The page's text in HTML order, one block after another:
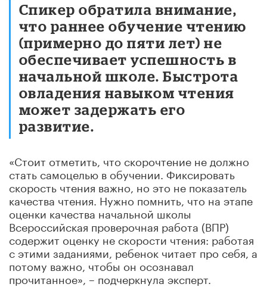
Спикер обратила внимание,
что раннее обучение чтению
(примерно до пяти лет) не
обеспечивает успешность в
начальной школе. Быстрота
овладения навыком чтения
может задержать его
развитие.
«Стоит отметить, что скорочтение не должно
стать самоцелью в обучении. Фиксировать
скорость чтения важно, но это не показатель
качества чтения. Нужно помнить, что на этапе
оценки качества начальной школы
Всероссийская проверочная работа (ВПР)
содержит оценку не скорости чтения: работая
с этими заданиями, ребенок читает про себя, а
потому важно, чтобы он осознавал
прочитанное», – подчеркнула эксперт.